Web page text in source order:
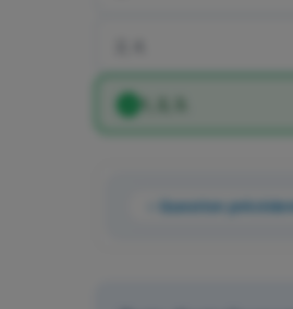
1, 2, 3.
Question